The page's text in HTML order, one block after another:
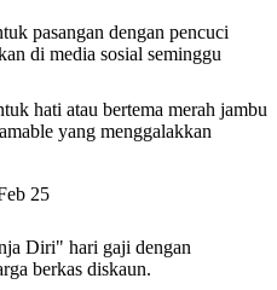
pasangan dengan pencuci
di media sosial seminggu
hati atau bertema merah jambu
yang menggalakkan
25
Diri" hari gaji dengan
berkas diskaun.